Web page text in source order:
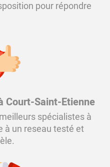
pour répondre
Court-Saint-Etienne
spécialistes à
à un reseau testé et